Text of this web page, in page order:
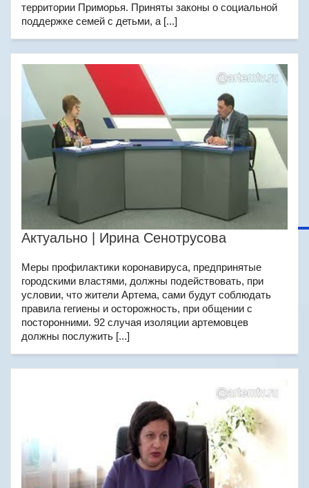
территории Приморья. Приняты законы о социальной
поддержке семей с детьми, а [...]
Актуально | Ирина Сенотрусова
Меры профилактики коронавируса, предпринятые
городскими властями, должны подействовать, при
условии, что жители Артема, сами будут соблюдать
правила гегиены и осторожность, при общении с
посторонними. 92 случая изоляции артемовцев
должны послужить [...]